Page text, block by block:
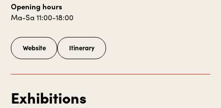
Opening hours
Ma-Sa 11:00-18:00
Website Itinerary
Exhibitions